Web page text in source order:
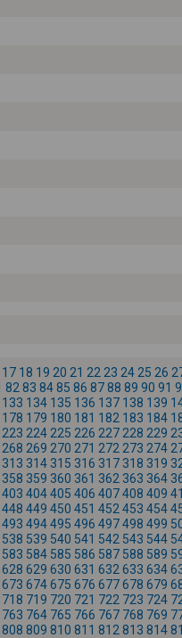
17 18 19 20 21 22 23 24 25 26
82 83 8485 86 8788 89 90 91
133 134 135 136 137 138 139
178 179 180 181 182 183 184
223 224 225 226 227 228 229
268 269 270 271 272 273 274
313 314 315 316 317 318 319
358 359 360 361 362 363 364
403 404405 406 407408 409
448 449 450 451 452 453 454
493 494495 496 497498 499
538 539 540 541 542 543 544
583 584 585 586 587 588 589
628 629 630 631 632 633 634
673 674675 676 677678 679
718 719 720 721 722 723 724
763 764 765 766 767 768 769
808 809 810 811 812 813 814